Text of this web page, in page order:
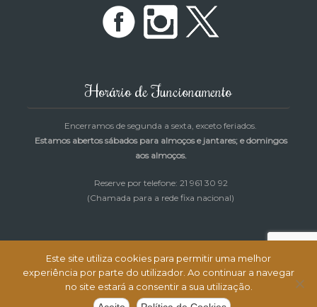
Horário de Funcionamento
Encerramos de segunda a sexta, exceto feriados.
Estamos abertos sábados para almoços e jantares; e domingos
aos almoços.
Reserve por telefone: 21 961 30 92
(Chamada para a rede fixa nacional)
Restaurante Cantinho da Rosa © Todos os direitos reservados |
Desenvolvimento e Alojamento:MagicNet.ws
Este site utiliza cookies para permitir uma melhor
experiência por parte do utilizador. Ao continuar a navegar
no site estará a consentir a sua utilização.